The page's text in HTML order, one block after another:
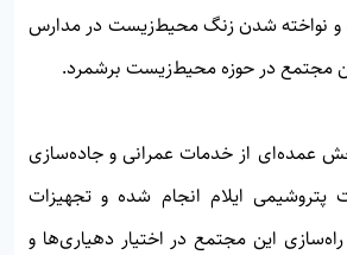
و نواخته شدن زنگ محیط‌زیست در مدارس
مجتمع در حوزه محیط‌زیست برشمرد.
عمده‌ای از خدمات عمرانی و جاده‌سازی
پتروشیمی ایلام انجام شده و تجهیزات
این مجتمع در اختیار دهیاری‌ها و